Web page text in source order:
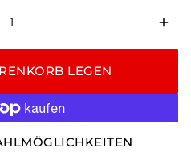
add
LEGEN